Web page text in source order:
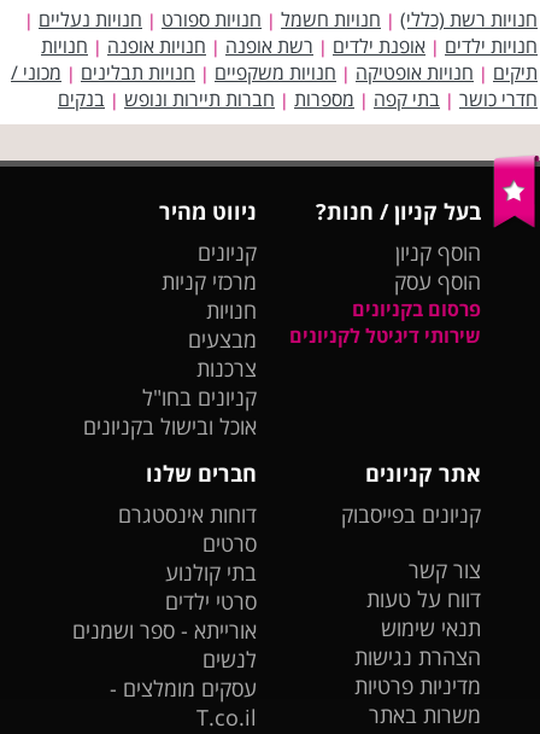
חנויות רשת (כללי) | חנויות חשמל | חנויות ספורט | חנויות נעליים |
חנויות ילדים | אופנת ילדים | רשת אופנה | חנויות אופנה | חנויות
תיקים | חנויות אופטיקה | חנויות משקפיים | חנויות תבלינים | מכוני /
חדרי כושר | בתי קפה | מספרות | חברות תיירות ונופש | בנקים
בעל קניון / חנות?
הוסף קניון
הוסף עסק
פרסום בקניונים
שירותי דיגיטל לקניונים
ניווט מהיר
קניונים
מרכזי קניות
חנויות
מבצעים
צרכנות
קניונים בחו"ל
אוכל ובישול בקניונים
אתר קניונים
קניונים בפייסבוק
צור קשר
דווח על טעות
תנאי שימוש
הצהרת נגישות
מדיניות פרטיות
משרות באתר
חברים שלנו
דוחות אינסטגרם
סרטים
בתי קולנוע
סרטי ילדים
אורייתא - ספר ושמנים
לנשים
עסקים מומלצים -
T.co.il